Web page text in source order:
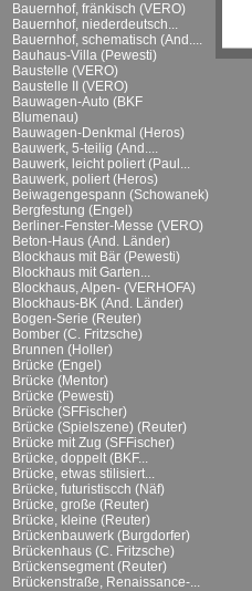
Bauernhof, fränkisch (VERO)
Bauernhof, niederdeutsch...
Bauernhof, schematisch (And....
Bauhaus-Villa (Pewesti)
Baustelle (VERO)
Baustelle II (VERO)
Bauwagen-Auto (BKF
Blumenau)
Bauwagen-Denkmal (Heros)
Bauwerk, 5-teilig (And....
Bauwerk, leicht poliert (Paul...
Bauwerk, poliert (Heros)
Beiwagengespann (Schowanek)
Bergfestung (Engel)
Berliner-Fenster-Messe (VERO)
Beton-Haus (And. Länder)
Blockhaus mit Bär (Pewesti)
Blockhaus mit Garten...
Blockhaus, Alpen- (VERHOFA)
Blockhaus-BK (And. Länder)
Bogen-Serie (Reuter)
Bomber (C. Fritzsche)
Brunnen (Holler)
Brücke (Engel)
Brücke (Mentor)
Brücke (Pewesti)
Brücke (SFFischer)
Brücke (Spielszene) (Reuter)
Brücke mit Zug (SFFischer)
Brücke, doppelt (BKF...
Brücke, etwas stilisiert...
Brücke, futuristiscch (Näf)
Brücke, große (Reuter)
Brücke, kleine (Reuter)
Brückenbauwerk (Burgdorfer)
Brückenhaus (C. Fritzsche)
Brückensegment (Reuter)
Brückenstraße, Renaissance-...